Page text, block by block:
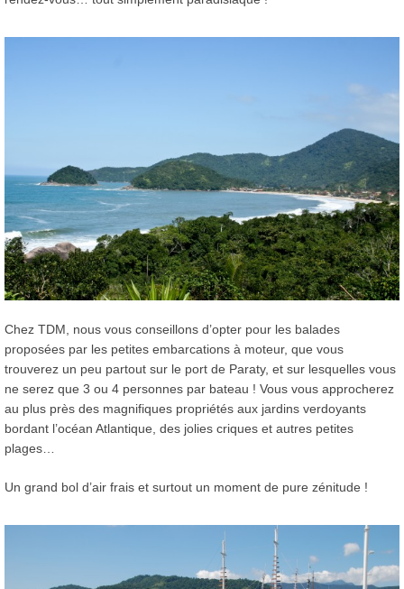
Chez TDM, nous vous conseillons d’opter pour les balades
proposées par les petites embarcations à moteur, que vous
trouverez un peu partout sur le port de Paraty, et sur lesquelles vous
ne serez que 3 ou 4 personnes par bateau ! Vous vous approcherez
au plus près des magnifiques propriétés aux jardins verdoyants
bordant l’océan Atlantique, des jolies criques et autres petites
plages…
Un grand bol d’air frais et surtout un moment de pure zénitude !